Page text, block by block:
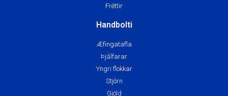
Fréttir
Handbolti
Æfingatafla
Þjálfarar
Yngri flokkar
Stjórn
Gjöld